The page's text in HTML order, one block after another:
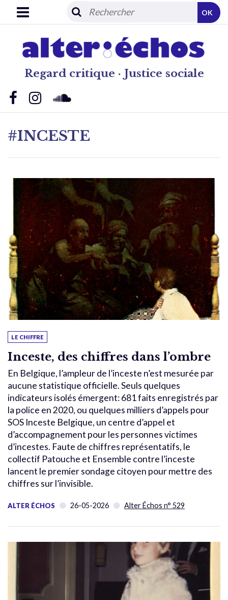
Regard critique · Justice sociale
OK
#INCESTE
LE CHIFFRE
Inceste, des chiffres dans l’ombre
En Belgique, l’ampleur de l’inceste n’est mesurée par
aucune statistique officielle. Seuls quelques
indicateurs isolés émergent: 681 faits enregistrés par
la police en 2020, ou quelques milliers d’appels pour
SOS Inceste Belgique, un centre d’appel et
d’accompagnement pour les personnes victimes
d’incestes. Faute de chiffres représentatifs, le
collectif Patouche et Ensemble contre l’inceste
lancent le premier sondage citoyen pour mettre des
chiffres sur l’invisible.
ALTER ÉCHOS 26-05-2026 Alter Échos n° 529